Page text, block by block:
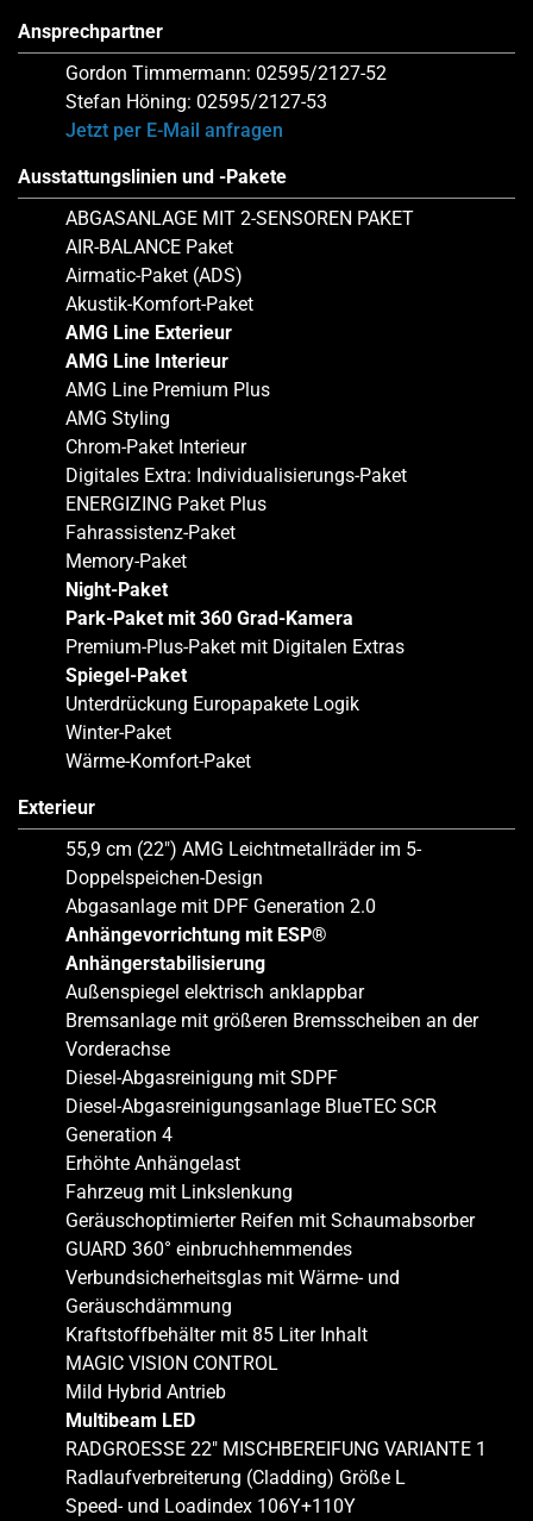
Ansprechpartner
Gordon Timmermann: 02595/2127-52
Stefan Höning: 02595/2127-53
Jetzt per E-Mail anfragen
Ausstattungslinien und -Pakete
ABGASANLAGE MIT 2-SENSOREN PAKET
AIR-BALANCE Paket
Airmatic-Paket (ADS)
Akustik-Komfort-Paket
AMG Line Exterieur
AMG Line Interieur
AMG Line Premium Plus
AMG Styling
Chrom-Paket Interieur
Digitales Extra: Individualisierungs-Paket
ENERGIZING Paket Plus
Fahrassistenz-Paket
Memory-Paket
Night-Paket
Park-Paket mit 360 Grad-Kamera
Premium-Plus-Paket mit Digitalen Extras
Spiegel-Paket
Unterdrückung Europapakete Logik
Winter-Paket
Wärme-Komfort-Paket
Exterieur
55,9 cm (22″) AMG Leichtmetallräder im 5-
Doppelspeichen-Design
Abgasanlage mit DPF Generation 2.0
Anhängevorrichtung mit ESP®
Anhängerstabilisierung
Außenspiegel elektrisch anklappbar
Bremsanlage mit größeren Bremsscheiben an der
Vorderachse
Diesel-Abgasreinigung mit SDPF
Diesel-Abgasreinigungsanlage BlueTEC SCR
Generation 4
Erhöhte Anhängelast
Fahrzeug mit Linkslenkung
Geräuschoptimierter Reifen mit Schaumabsorber
GUARD 360° einbruchhemmendes
Verbundsicherheitsglas mit Wärme- und
Geräuschdämmung
Kraftstoffbehälter mit 85 Liter Inhalt
MAGIC VISION CONTROL
Mild Hybrid Antrieb
Multibeam LED
RADGROESSE 22″ MISCHBEREIFUNG VARIANTE 1
Radlaufverbreiterung (Cladding) Größe L
Speed- und Loadindex 106Y+110Y